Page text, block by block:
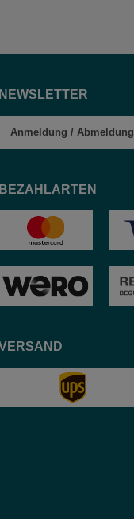
NEWSLETTER
Anmeldung / Abmeldung
BEZAHLARTEN